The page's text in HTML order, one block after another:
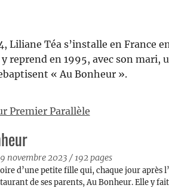
Liliane Téa s’installe en France
reprend en 1995, avec son mari,
« Au Bonheur ».
Premier Parallèle
novembre 2023 / 192 pages
d’une petite fille qui, chaque jour après
de ses parents, Au Bonheur. Elle y fait